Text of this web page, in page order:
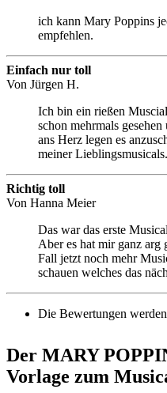
ich kann Mary Poppins
empfehlen.
Einfach nur toll
Von Jürgen H.
Ich bin ein rießen
schon mehrmals
ans Herz legen es
meiner Lieblingsmusicals.
Richtig toll
Von Hanna Meier
Das war das erste
Aber es hat mir ganz arg
Fall jetzt noch mehr
schauen welches das
Die Bewertungen
Der MARY
Vorlage zum